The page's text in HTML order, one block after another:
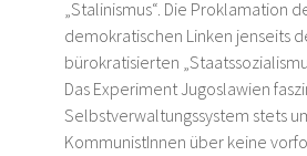
„Stalinismus“. Die Proklamation
demokratischen Linken jenseits
bürokratisierten
Das Experiment Jugoslawien
Selbstverwaltungssystem stets
KommunistInnen über keine